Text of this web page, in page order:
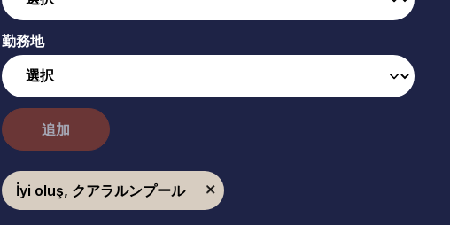
勤務地
追加
İyi oluş, クアラルンプール